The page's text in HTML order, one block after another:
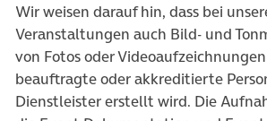
Wir weisen darauf hin, dass bei
Veranstaltungen auch Bild- und
von Fotos oder
beauftragte oder akkreditierte
Dienstleister erstellt wird. Die